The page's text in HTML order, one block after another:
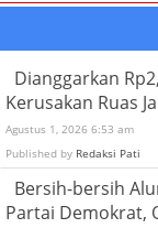
Dianggarkan
Kerusakan Ruas
Agustus 1, 2026 6:53 am
Published by Redaksi Pati
Bersih-bersih
Partai Demokrat,